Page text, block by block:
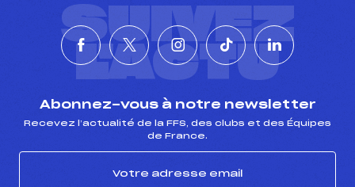
SUIVEZ
L'ACTU
Abonnez-vous à notre newsletter
Recevez l’actualité de la FFS, des clubs et des Équipes
de France.